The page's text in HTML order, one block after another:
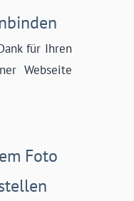
für Ihren
Webseite
Foto